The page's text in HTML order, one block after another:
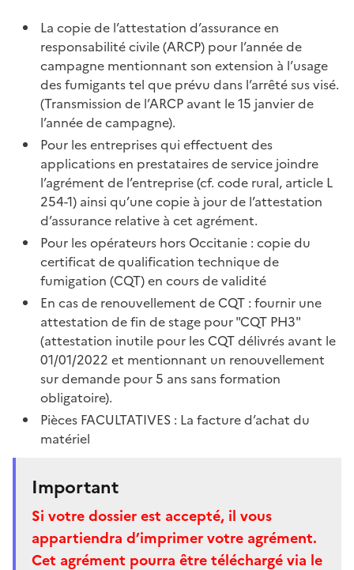
La copie de l’attestation d’assurance en
responsabilité civile (ARCP) pour l’année de
campagne mentionnant son extension à l’usage
des fumigants tel que prévu dans l’arrêté sus visé.
(Transmission de l’ARCP avant le 15 janvier de
l’année de campagne).
Pour les entreprises qui effectuent des
applications en prestataires de service joindre
l’agrément de l’entreprise (cf. code rural, article L
254-1) ainsi qu’une copie à jour de l’attestation
d’assurance relative à cet agrément.
Pour les opérateurs hors Occitanie : copie du
certificat de qualification technique de
fumigation (CQT) en cours de validité
En cas de renouvellement de CQT : fournir une
attestation de fin de stage pour "CQT PH3"
(attestation inutile pour les CQT délivrés avant le
01/01/2022 et mentionnant un renouvellement
sur demande pour 5 ans sans formation
obligatoire).
Pièces FACULTATIVES : La facture d’achat du
matériel
Important
Si votre dossier est accepté, il vous
appartiendra d’imprimer votre agrément.
Cet agrément pourra être téléchargé via le